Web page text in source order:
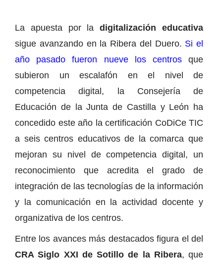
La apuesta por la digitalización educativa
sigue avanzando en la Ribera del Duero. Si el
año pasado fueron nueve los centrosque
subieron un escalafón en el nivel de
competencia digital, la Consejería de
Educación de la Junta de Castilla y León ha
concedido este año la certificación CoDiCe TIC
a seis centros educativos de la comarca que
mejoran su nivel de competencia digital, un
reconocimiento que acredita el grado de
integración de las tecnologías de la información
y la comunicación en la actividad docente y
organizativa de los centros.
Entre los avances más destacados figura el del
CRA Siglo XXI de Sotillo de la Ribera, que